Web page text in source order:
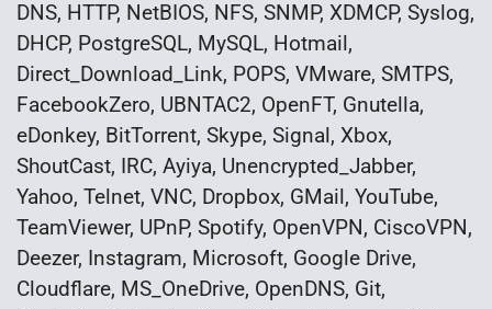
DNS, HTTP, NetBIOS, NFS, SNMP, XDMCP, Syslog,
DHCP, PostgreSQL, MySQL, Hotmail,
Direct_Download_Link, POPS, VMware, SMTPS,
FacebookZero, UBNTAC2, OpenFT, Gnutella,
eDonkey, BitTorrent, Skype, Signal, Xbox,
ShoutCast, IRC, Ayiya, Unencrypted_Jabber,
Yahoo, Telnet, VNC, Dropbox, GMail, YouTube,
TeamViewer, UPnP, Spotify, OpenVPN, CiscoVPN,
Deezer, Instagram, Microsoft, Google Drive,
Cloudflare, MS_OneDrive, OpenDNS, Git,